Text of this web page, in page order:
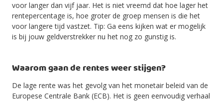
voor langer dan vijf jaar. Het is niet vreemd dat hoe lager het
rentepercentage is, hoe groter de groep mensen is die het
voor langere tijd vastzet. Tip: Ga eens kijken wat er mogelijk
is bij jouw geldverstrekker nu het nog zo gunstig is.
Waarom gaan de rentes weer stijgen?
De lage rente was het gevolg van het monetair beleid van de
Europese Centrale Bank (ECB). Het is geen eenvoudig verhaal